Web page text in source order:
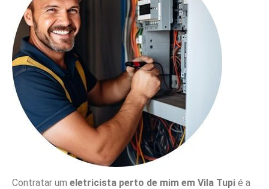
Contratar um eletricista perto de mim em Vila Tupi é a